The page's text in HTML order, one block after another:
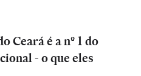
Ceará é a nº 1 do
- o que eles